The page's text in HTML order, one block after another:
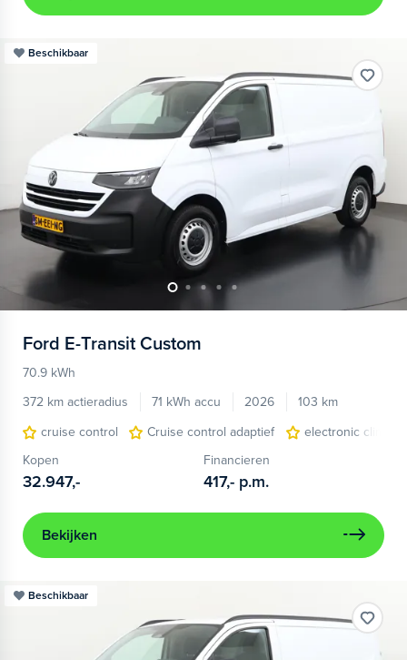
Beschikbaar
Ford E-Transit Custom
70.9 kWh
372 km actieradius
71 kWh accu 2026
103 km
cruise control
Cruise control adaptief
electronic climate
Kopen
32.947,-
Financieren
417,- p.m.
Bekijken
Beschikbaar